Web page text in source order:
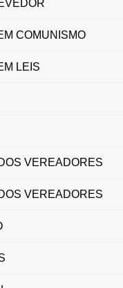
COMUNISMO
LEIS
VEREADORES
VEREADORES